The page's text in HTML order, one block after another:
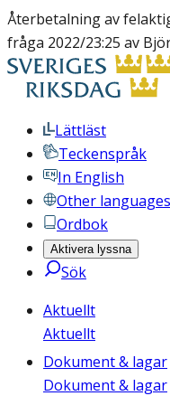
Återbetalning av
fråga 2022/23:25 av
Lättläst
Teckenspråk
In English
Other languages
Ordbok
Aktivera lyssna
Sök
Aktuellt
Aktuellt
Dokument & lagar
Dokument & lagar